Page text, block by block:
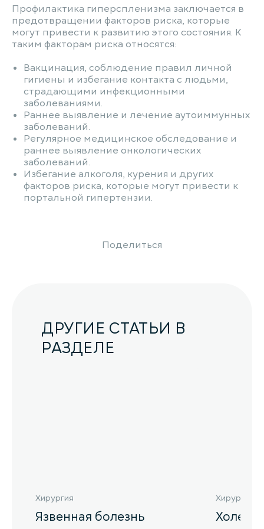
Профилактика гиперспленизма заключается в
предотвращении факторов риска, которые
могут привести к развитию этого состояния. К
таким факторам риска относятся:
Вакцинация, соблюдение правил личной
гигиены и избегание контакта с людьми,
страдающими инфекционными
заболеваниями.
Раннее выявление и лечение аутоиммунных
заболеваний.
Регулярное медицинское обследование и
раннее выявление онкологических
заболеваний.
Избегание алкоголя, курения и других
факторов риска, которые могут привести к
портальной гипертензии.
Поделиться
ДРУГИЕ СТАТЬИ В
РАЗДЕЛЕ
Хирургия
Язвенная болезнь
Хирургия